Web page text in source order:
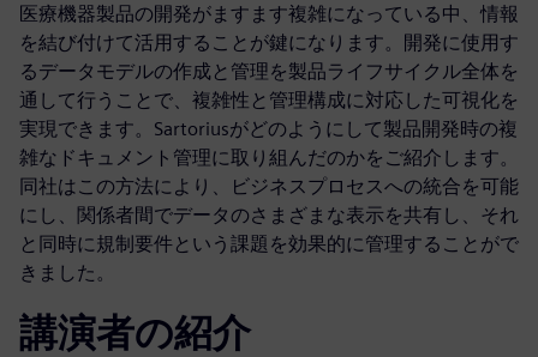
医療機器製品の開発がますます複雑になっている中、情報
を結び付けて活用することが鍵になります。開発に使用す
るデータモデルの作成と管理を製品ライフサイクル全体を
通して行うことで、複雑性と管理構成に対応した可視化を
実現できます。Sartoriusがどのようにして製品開発時の複
雑なドキュメント管理に取り組んだのかをご紹介します。
同社はこの方法により、ビジネスプロセスへの統合を可能
にし、関係者間でデータのさまざまな表示を共有し、それ
と同時に規制要件という課題を効果的に管理することがで
きました。
講演者の紹介